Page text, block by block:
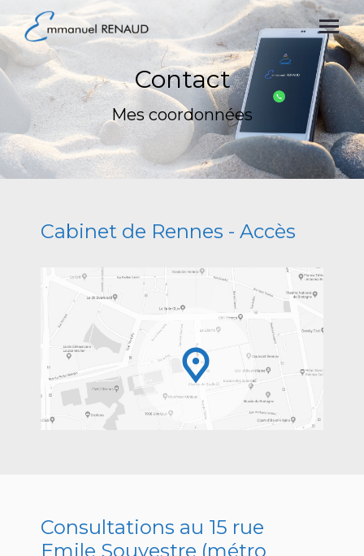
Contact
Mes coordonnées
Cabinet de Rennes - Accès
Consultations au 15 rue
Emile Souvestre (métro